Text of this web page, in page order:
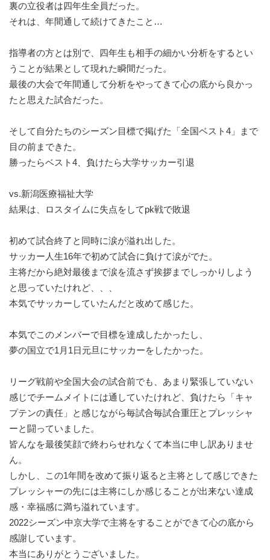
裏の立役者は四年生全員だった。
それは、年間通して続けてきたこと…
指導者の方とは別で、四年生も相手の細かい分析をするとい
うことが結果として現れた瞬間だった。
最後の大会で年間通して分析をやってきて心の底から良かっ
たと思えた試合だった。
そして自分たちのシーズン目標で掲げた「全国ベスト4」まで
目の前まできた。
勝ったらベスト4、負けたら大学サッカー引退
vs.新潟医療福祉大学
結果は、ロスタイムに失点をしてpk戦で敗退
初めて試合終了と同時に涙が溢れ出した。
サッカー人生16年で初めて試合に負けて涙がでた。
主将だから絶対最後まで涙を流さず挨拶までしっかりしよう
と思っていたけれど、、、
本気でサッカーしていたんだと改めて感じた。
本気でこのメンバーで目標を達成したかったし、
夢の国立で1月1日元旦にサッカーをしたかった。
リーグ戦前や全国大会の試合前でも、あまり緊張していない
感じでチームメイトには通していたけれど、負けたら「キャ
プテンの責任」と感じながら毎試合毎試合重圧とプレッシャ
ーと闘っていました。
皆んなを最後笑顔で終わらせれなくて本当に申し訳ありませ
ん。
しかし、この1年間を改めて振り返ると主将として感じできた
プレッシャーの先には主将にしか感じることが出来ない達成
感・幸福感に満ち溢れています。
2022シーズン中京大学で主将をすることができて心の底から
感謝しています。
本当にありがとうございました。